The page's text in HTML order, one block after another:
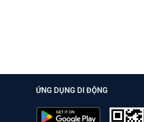
ỨNG DỤNG DI ĐỘNG